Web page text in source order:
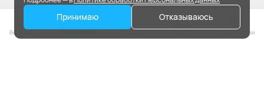
Принимаю Отказываюсь